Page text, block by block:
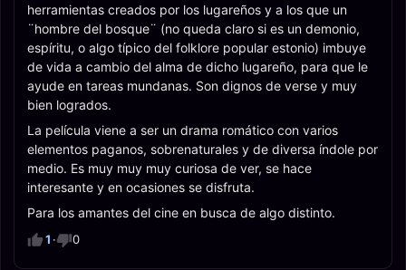
herramientas creados por los lugareños y a los que un
¨hombre del bosque¨ (no queda claro si es un demonio,
espíritu, o algo típico del folklore popular estonio) imbuye
de vida a cambio del alma de dicho lugareño, para que le
ayude en tareas mundanas. Son dignos de verse y muy
bien logrados.
La película viene a ser un drama romático con varios
elementos paganos, sobrenaturales y de diversa índole por
medio. Es muy muy muy curiosa de ver, se hace
interesante y en ocasiones se disfruta.
Para los amantes del cine en busca de algo distinto.
1 · 0